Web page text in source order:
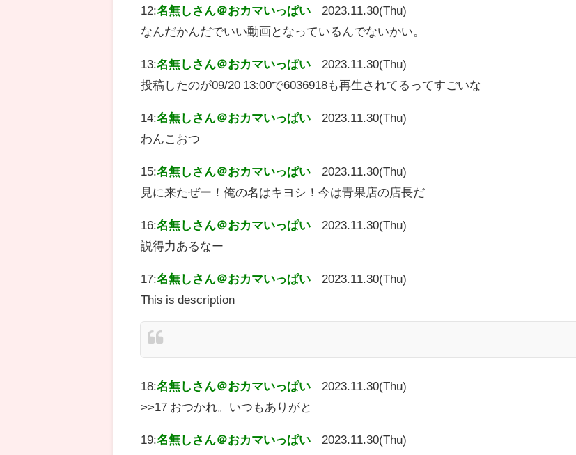
12:名無しさん＠おカマいっぱい
2023.11.30(Thu)
なんだかんだでいい動画となっているんでないかい。
13:名無しさん＠おカマいっぱい
2023.11.30(Thu)
投稿したのが09/20 13:00で6036918も再生されてるってすごいな
14:名無しさん＠おカマいっぱい
2023.11.30(Thu)
わんこおつ
15:名無しさん＠おカマいっぱい
2023.11.30(Thu)
見に来たぜー！俺の名はキヨシ！今は青果店の店長だ
16:名無しさん＠おカマいっぱい
2023.11.30(Thu)
説得力あるなー
17:名無しさん＠おカマいっぱい
2023.11.30(Thu)
This is description
18:名無しさん＠おカマいっぱい
2023.11.30(Thu)
>>17 おつかれ。いつもありがと
19:名無しさん＠おカマいっぱい
2023.11.30(Thu)